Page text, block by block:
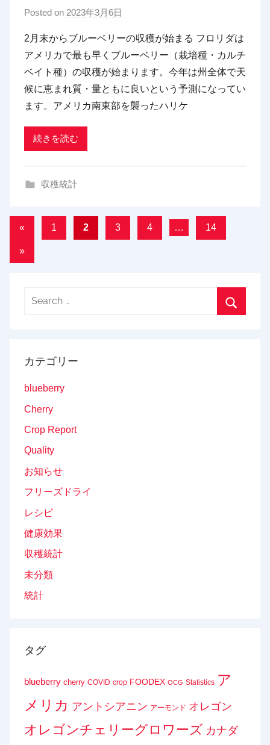
Posted on 2023年3月6日
p
d
x
t
r
2月末からブルーベリーの収穫が始まる フロリダは
アメリカで最も早くブルーベリー（栽培種・カルチ
ベイト種）の収穫が始まります。今年は州全体で天
候に恵まれ質・量ともに良いという予測になってい
ます。アメリカ南東部を襲ったハリケ
続きを読む
収穫統計
投
稿
« Previous
1 2 3 4 … 14
Next
»
Search
カテゴリー
blueberry
Cherry
Crop Report
Quality
お知らせ
フリーズドライ
レシピ
健康効果
収穫統計
未分類
統計
タグ
blueberry cherry COVID crop FOODEX OCG Statistics ア
メリカ アントシアニン アーモンド オレゴン
オレゴンチェリーグロワーズ カナダ